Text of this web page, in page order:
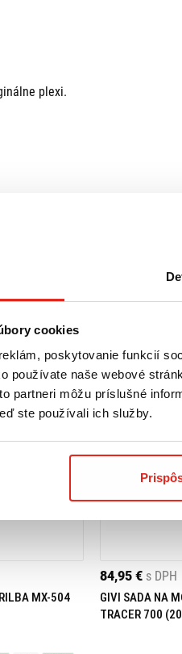
cookies
poskytovanie funkcií
používate naše webové
partneri môžu príslušné
ste používali ich služby.
plexi.
MX-504
84,95 € s DPH
GIVI SADA NA
TRACER 700